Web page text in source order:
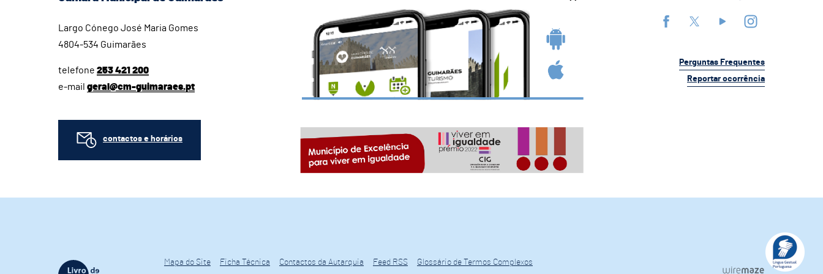
Largo Cónego José Maria Gomes
4804-534 Guimarães
telefone 253 421 200
e-mail geral@cm-guimaraes.pt
contactos e horários
Perguntas Frequentes
Reportar ocorrência
Mapa do Site Ficha Técnica Contactos da Autarquia Feed RSS Glossário de Termos Complexos